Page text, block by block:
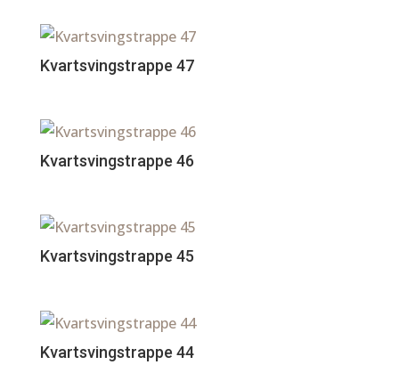
Kvartsvingstrappe 47
Kvartsvingstrappe 46
Kvartsvingstrappe 45
Kvartsvingstrappe 44